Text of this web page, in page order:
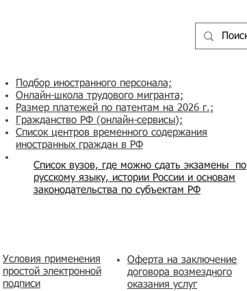
Список вузов, где можно сдать экзамены по
русскому языку, истории России и основам
законодательства по субъектам РФ
Подбор иностранного персонала;
Онлайн-школа трудового мигранта;
Размер платежей по патентам на 2026 г.;
Гражданство РФ (онлайн-сервисы);
Список центров временного содержания
иностранных граждан в РФ
Условия применения
простой электронной
подписи
​Оферта на заключение
договора возмездного
оказания услуг